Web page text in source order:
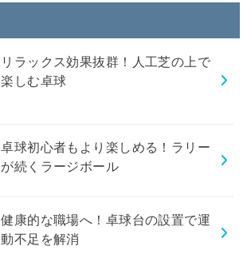
リラックス効果抜群！人工芝の上で
楽しむ卓球
卓球初心者もより楽しめる！ラリー
が続くラージボール
健康的な職場へ！卓球台の設置で運
動不足を解消